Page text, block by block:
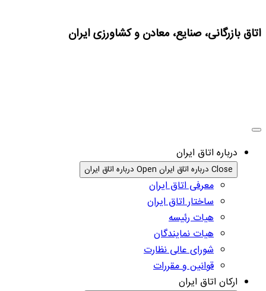
اتاق بازرگانی، صنایع، معادن و کشاورزی ایران
درباره اتاق ایران
Close درباره اتاق ایران Open درباره اتاق ایران
معرفی اتاق ایران
ساختار اتاق ایران
هیات رئیسه
هیات نمایندگان
شورای عالی نظارت
قوانین و مقررات
ارکان اتاق ایران